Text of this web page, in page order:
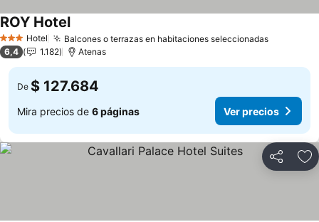
3 Estrellas
Hotel Balcones o terrazas en habitaciones seleccionadas
ROY Hotel
6,4 1.182 Atenas
De $ 127.684
Mira precios de 6 páginas Ver precios
Compartir